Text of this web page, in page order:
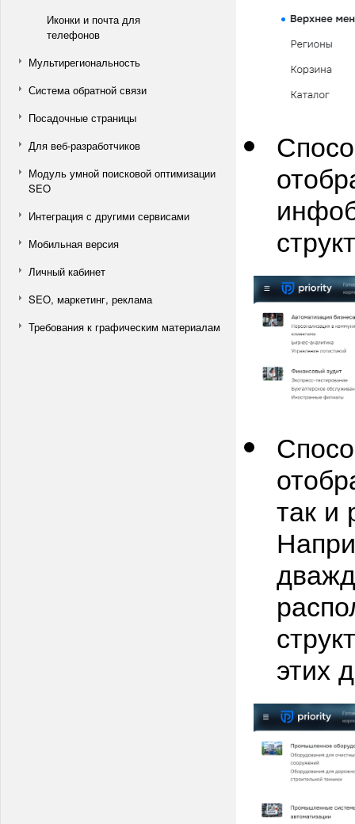
Иконки и почта для
телефонов
Мультирегиональность
Система обратной связи
Посадочные страницы
Для веб-разработчиков
Модуль умной поисковой оптимизации
SEO
Интеграция с другими сервисами
Мобильная версия
Личный кабинет
SEO, маркетинг, реклама
Требования к графическим материалам
так и
этих